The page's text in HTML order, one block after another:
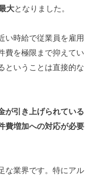
大となりました。
い時給で従業員を雇用
費を極限まで抑えてい
ということは直接的な
が引き上げられている
費増加への対応が必要
な業界です。特にアル